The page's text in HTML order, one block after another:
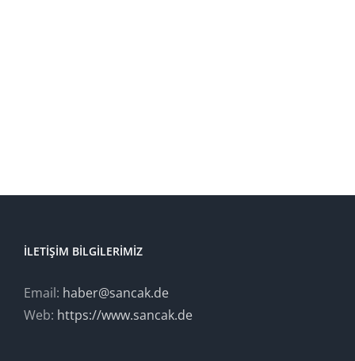
İLETIŞIM BILGILERIMIZ
Email: haber@sancak.de
Web: https://www.sancak.de